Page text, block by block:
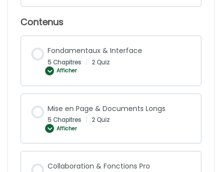
Contenus
Fondamentaux & Interface
5 Chapitres 2 Quiz
Afficher
Mise en Page & Documents Longs
5 Chapitres 2 Quiz
Afficher
Collaboration & Fonctions Pro